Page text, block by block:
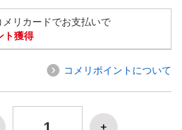
リカードでお支払いで
ト獲得
コメリポイントについて